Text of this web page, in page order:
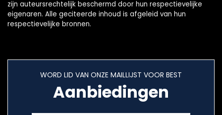
zijn auteursrechtelijk beschermd door hun respectievelijke
eigenaren. Alle geciteerde inhoud is afgeleid van hun
respectievelijke bronnen.
WORD LID VAN ONZE MAILLIJST VOOR BEST
Aanbiedingen